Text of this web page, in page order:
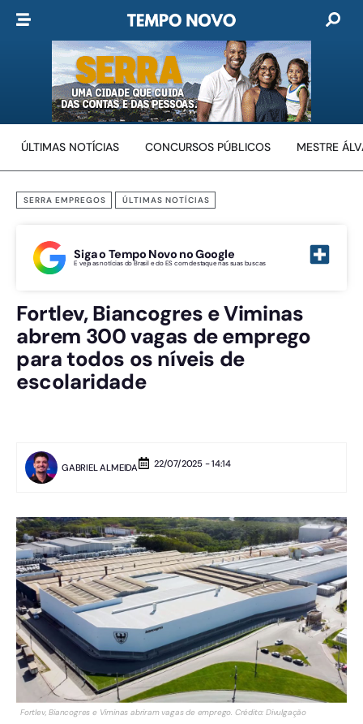
ÚLTIMAS NOTÍCIAS CONCURSOS PÚBLICOS MESTRE
SERRA EMPREGOS ÚLTIMAS NOTÍCIAS
Siga o Tempo Novo no Google
E veja as notícias do Brasil e do ES com destaque nas suas buscas
Fortlev, Biancogres e Viminas
abrem 300 vagas de emprego
para todos os níveis de
escolaridade
GABRIEL ALMEIDA 22/07/2025 - 14:14
Fortlev, Biancogres e Viminas abriram vagas de emprego. Crédito: Divulgação